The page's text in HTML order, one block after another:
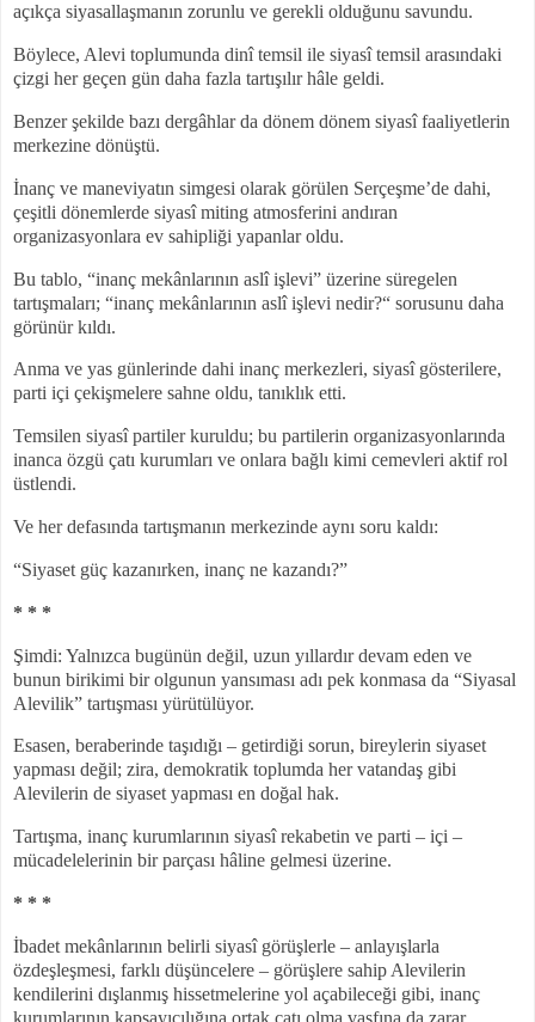
açıkça siyasallaşmanın zorunlu ve gerekli olduğunu savundu.
Böylece, Alevi toplumunda dinî temsil ile siyasî temsil arasındaki
çizgi her geçen gün daha fazla tartışılır hâle geldi.
Benzer şekilde bazı dergâhlar da dönem dönem siyasî faaliyetlerin
merkezine dönüştü.
İnanç ve maneviyatın simgesi olarak görülen Serçeşme’de dahi,
çeşitli dönemlerde siyasî miting atmosferini andıran
organizasyonlara ev sahipliği yapanlar oldu.
Bu tablo, “inanç mekânlarının aslî işlevi” üzerine süregelen
tartışmaları; “inanç mekânlarının aslî işlevi nedir?“ sorusunu daha
görünür kıldı.
Anma ve yas günlerinde dahi inanç merkezleri, siyasî gösterilere,
parti içi çekişmelere sahne oldu, tanıklık etti.
Temsilen siyasî partiler kuruldu; bu partilerin organizasyonlarında
inanca özgü çatı kurumları ve onlara bağlı kimi cemevleri aktif rol
üstlendi.
Ve her defasında tartışmanın merkezinde aynı soru kaldı:
“Siyaset güç kazanırken, inanç ne kazandı?”
* * *
Şimdi: Yalnızca bugünün değil, uzun yıllardır devam eden ve
bunun birikimi bir olgunun yansıması adı pek konmasa da “Siyasal
Alevilik” tartışması yürütülüyor.
Esasen, beraberinde taşıdığı – getirdiği sorun, bireylerin siyaset
yapması değil; zira, demokratik toplumda her vatandaş gibi
Alevilerin de siyaset yapması en doğal hak.
Tartışma, inanç kurumlarının siyasî rekabetin ve parti – içi –
mücadelelerinin bir parçası hâline gelmesi üzerine.
* * *
İbadet mekânlarının belirli siyasî görüşlerle – anlayışlarla
özdeşleşmesi, farklı düşüncelere – görüşlere sahip Alevilerin
kendilerini dışlanmış hissetmelerine yol açabileceği gibi, inanç
kurumlarının kapsayıcılığına ortak çatı olma vasfına da zarar